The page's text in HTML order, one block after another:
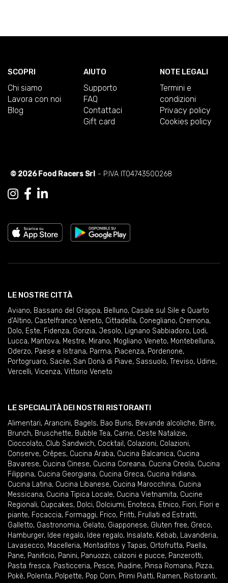
SCOPRI
Chi siamo
Lavora con noi
Blog
AIUTO
Supporto
FAQ
Contattaci
Gift card
NOTE LEGALI
Termini e
condizioni
Privacy policy
Cookies policy
© 2026 Food Racers Srl - P.IVA IT04743500268
LE NOSTRE CITTÀ
Aviano, Bassano del Grappa, Belluno, Casale sul Sile e Quarto
d'Altino, Castelfranco Veneto, Cittadella, Conegliano, Cremona,
Dolo, Este, Fidenza, Gorizia, Jesolo, Lignano Sabbiadoro, Lodi,
Lucca, Mantova, Mestre, Mirano, Mogliano Veneto, Montebelluna,
Oderzo, Paese e Istrana, Parma, Piacenza, Pordenone,
Portogruaro, Sacile, San Donà di Piave, Sassuolo, Treviso, Udine,
Vercelli, Vicenza, Vittorio Veneto
LE SPECIALITÀ DEI NOSTRI RISTORANTI
Alimentari, Arancini, Bagels, Bao Buns, Bevande alcoliche, Birre,
Brunch, Bruschette, Bubble Tea, Carne, Ceste Natalizie,
Cioccolato, Club Sandwich, Cocktail , Colazioni, Colazioni,
Conserve, Crêpes, Cucina Araba, Cucina Balcanica, Cucina
Bavarese, Cucina Cinese, Cucina Coreana, Cucina Creola, Cucina
Filippina, Cucina Georgiana, Cucina Greca, Cucina Indiana,
Cucina Latina, Cucina Libanese, Cucina Marocchina, Cucina
Messicana, Cucina Tipica Locale, Cucina Vietnamita, Cucine
Regionali, Cupcakes, Dolci, Dolciumi, Enoteca, Etnico, Fiori, Fiori e
piante, Focaccia, Formaggi, Frico, Fritti, Frullati ed Estratti,
Galletto, Gastronomia, Gelato, Giapponese, Gluten free, Greco,
Hamburger, Idee regalo, Idee regalo, Insalate, Kebab, Lavanderia,
Lavasecco, Macelleria, Montaditos y Tapas, Ortofrutta, Paella,
Pane, Panificio, Panini, Panuozzi, calzoni e pucce, Panzerotti,
Pasta fresca, Pasticceria, Pesce, Piadine, Pinsa Romana, Pizza,
Pokè, Polenta, Polpette, Pop Corn, Primi Piatti, Ramen, Ristoranti,